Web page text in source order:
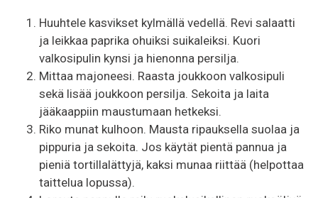
Huuhtele kasvikset kylmällä vedellä. Revi salaatti
ja leikkaa paprika ohuiksi suikaleiksi. Kuori
valkosipulin kynsi ja hienonna persilja.
Mittaa majoneesi. Raasta joukkoon valkosipuli
sekä lisää joukkoon persilja. Sekoita ja laita
jääkaappiin maustumaan hetkeksi.
Riko munat kulhoon. Mausta ripauksella suolaa ja
pippuria ja sekoita. Jos käytät pientä pannua ja
pieniä tortillalättyjä, kaksi munaa riittää (helpottaa
taittelua lopussa).